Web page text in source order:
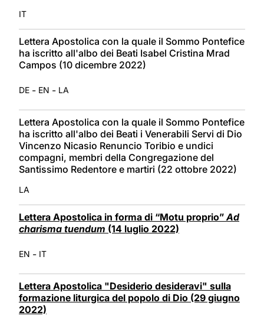
IT
Lettera Apostolica con la quale il Sommo Pontefice
ha iscritto all'albo dei Beati Isabel Cristina Mrad
Campos (10 dicembre 2022)
DE - EN - LA
Lettera Apostolica con la quale il Sommo Pontefice
ha iscritto all'albo dei Beati i Venerabili Servi di Dio
Vincenzo Nicasio Renuncio Toribio e undici
compagni, membri della Congregazione del
Santissimo Redentore e martiri (22 ottobre 2022)
LA
Lettera Apostolica in forma di “Motu proprio” Ad
charisma tuendum (14 luglio 2022)
EN - IT
Lettera Apostolica "Desiderio desideravi" sulla
formazione liturgica del popolo di Dio (29 giugno
2022)